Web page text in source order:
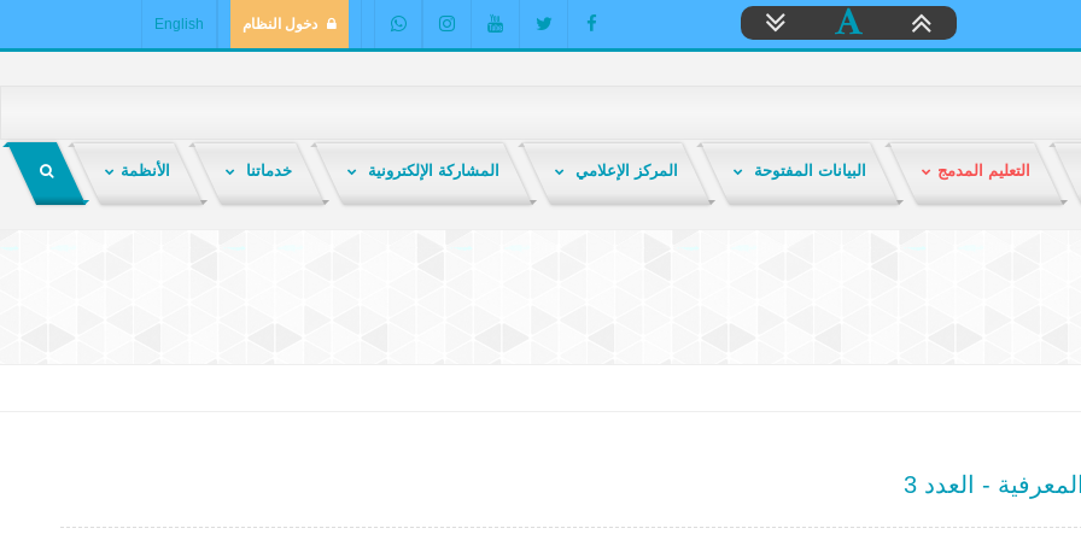
دخول النظام English
التعليم المدمج البيانات المفتوحة المركز الإعلامي المشاركة الإلكترونية خدماتنا الأنظمة
- العدد 3